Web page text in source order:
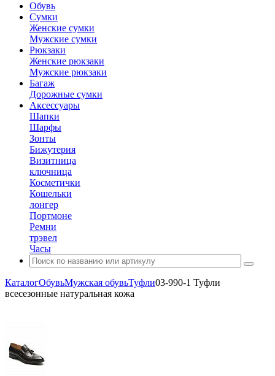
Обувь
Сумки
Женские сумки
Мужские сумки
Рюкзаки
Женские рюкзаки
Мужские рюкзаки
Багаж
Дорожные сумки
Аксессуары
Шапки
Шарфы
Зонты
Бижутерия
Визитница
ключница
Косметички
Кошельки
лонгер
Портмоне
Ремни
трэвел
Часы
КаталогОбувьМужская обувьТуфли03-990-1 Туфли
всесезонные натуральная кожа